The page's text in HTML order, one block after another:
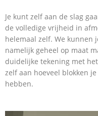
Je kunt zelf aan de slag
de volledige vrijheid in
helemaal zelf. We kunnen
namelijk geheel op maat
duidelijke tekening met
zelf aan hoeveel blokken
hebben.